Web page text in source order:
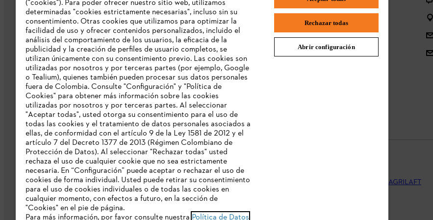
Prensa
Catálogo STIHL
Línea de Integridad de STIHL
Acceso Exclusivo Distribuidores STIHL
Informes de sostenibilidad
Información para nuestros proveedores
Baterías y equipos eléctricos
Manuales de instrucciones
Política tratamiento de datos personales Aviso legal PTEE y SAGRILAFT
("cookies"). Para poder ofrecer nuestro sitio web, utilizamos
determinadas "cookies estrictamente necesarias", incluso sin su
consentimiento. Otras cookies que utilizamos para optimizar la
facilidad de uso y ofrecer contenidos personalizados, incluido el
análisis del comportamiento de los usuarios, la eficacia de la
publicidad y la creación de perfiles de usuario completos, se
utilizan únicamente con su consentimiento previo. Las cookies son
utilizadas por nosotros y por terceras partes (por ejemplo, Google
o Tealium), quienes también pueden procesar sus datos personales
fuera de Colombia. Consulte "Configuración" y "Política de
Cookies" para obtener más información sobre las cookies
utilizadas por nosotros y por terceras partes. Al seleccionar
"Aceptar todas", usted otorga su consentimiento para el uso de
todas las cookies y el tratamiento de datos personales asociados a
ellas, de conformidad con el artículo 9 de la Ley 1581 de 2012 y el
artículo 7 del Decreto 1377 de 2013 (Régimen Colombiano de
Protección de Datos). Al seleccionar "Rechazar todas" usted
rechaza el uso de cualquier cookie que no sea estrictamente
necesaria. En “Configuración” puede aceptar o rechazar el uso de
cookies de forma individual. Usted puede retirar su consentimiento
para el uso de cookies individuales o de todas las cookies en
cualquier momento, con efectos a futuro, en la sección de
"Cookies" en el pie de página.
Para más información, por favor consulte nuestra Política de Datos
Rechazar todas
Abrir configuración